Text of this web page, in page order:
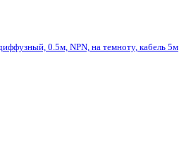
0.5м, NPN, на темноту, кабель 5м